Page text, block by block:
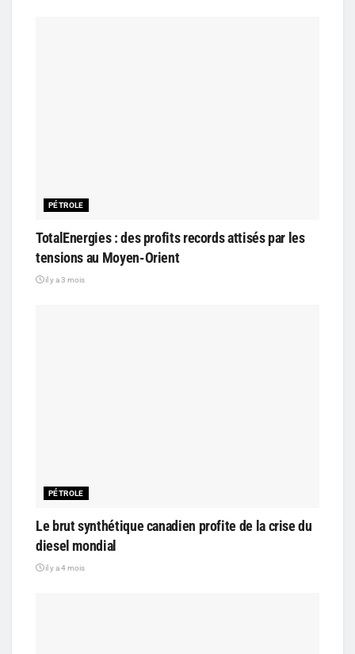
PÉTROLE
TotalEnergies : des profits records attisés par les
tensions au Moyen-Orient
il y a 3 mois
PÉTROLE
Le brut synthétique canadien profite de la crise du
diesel mondial
il y a 4 mois